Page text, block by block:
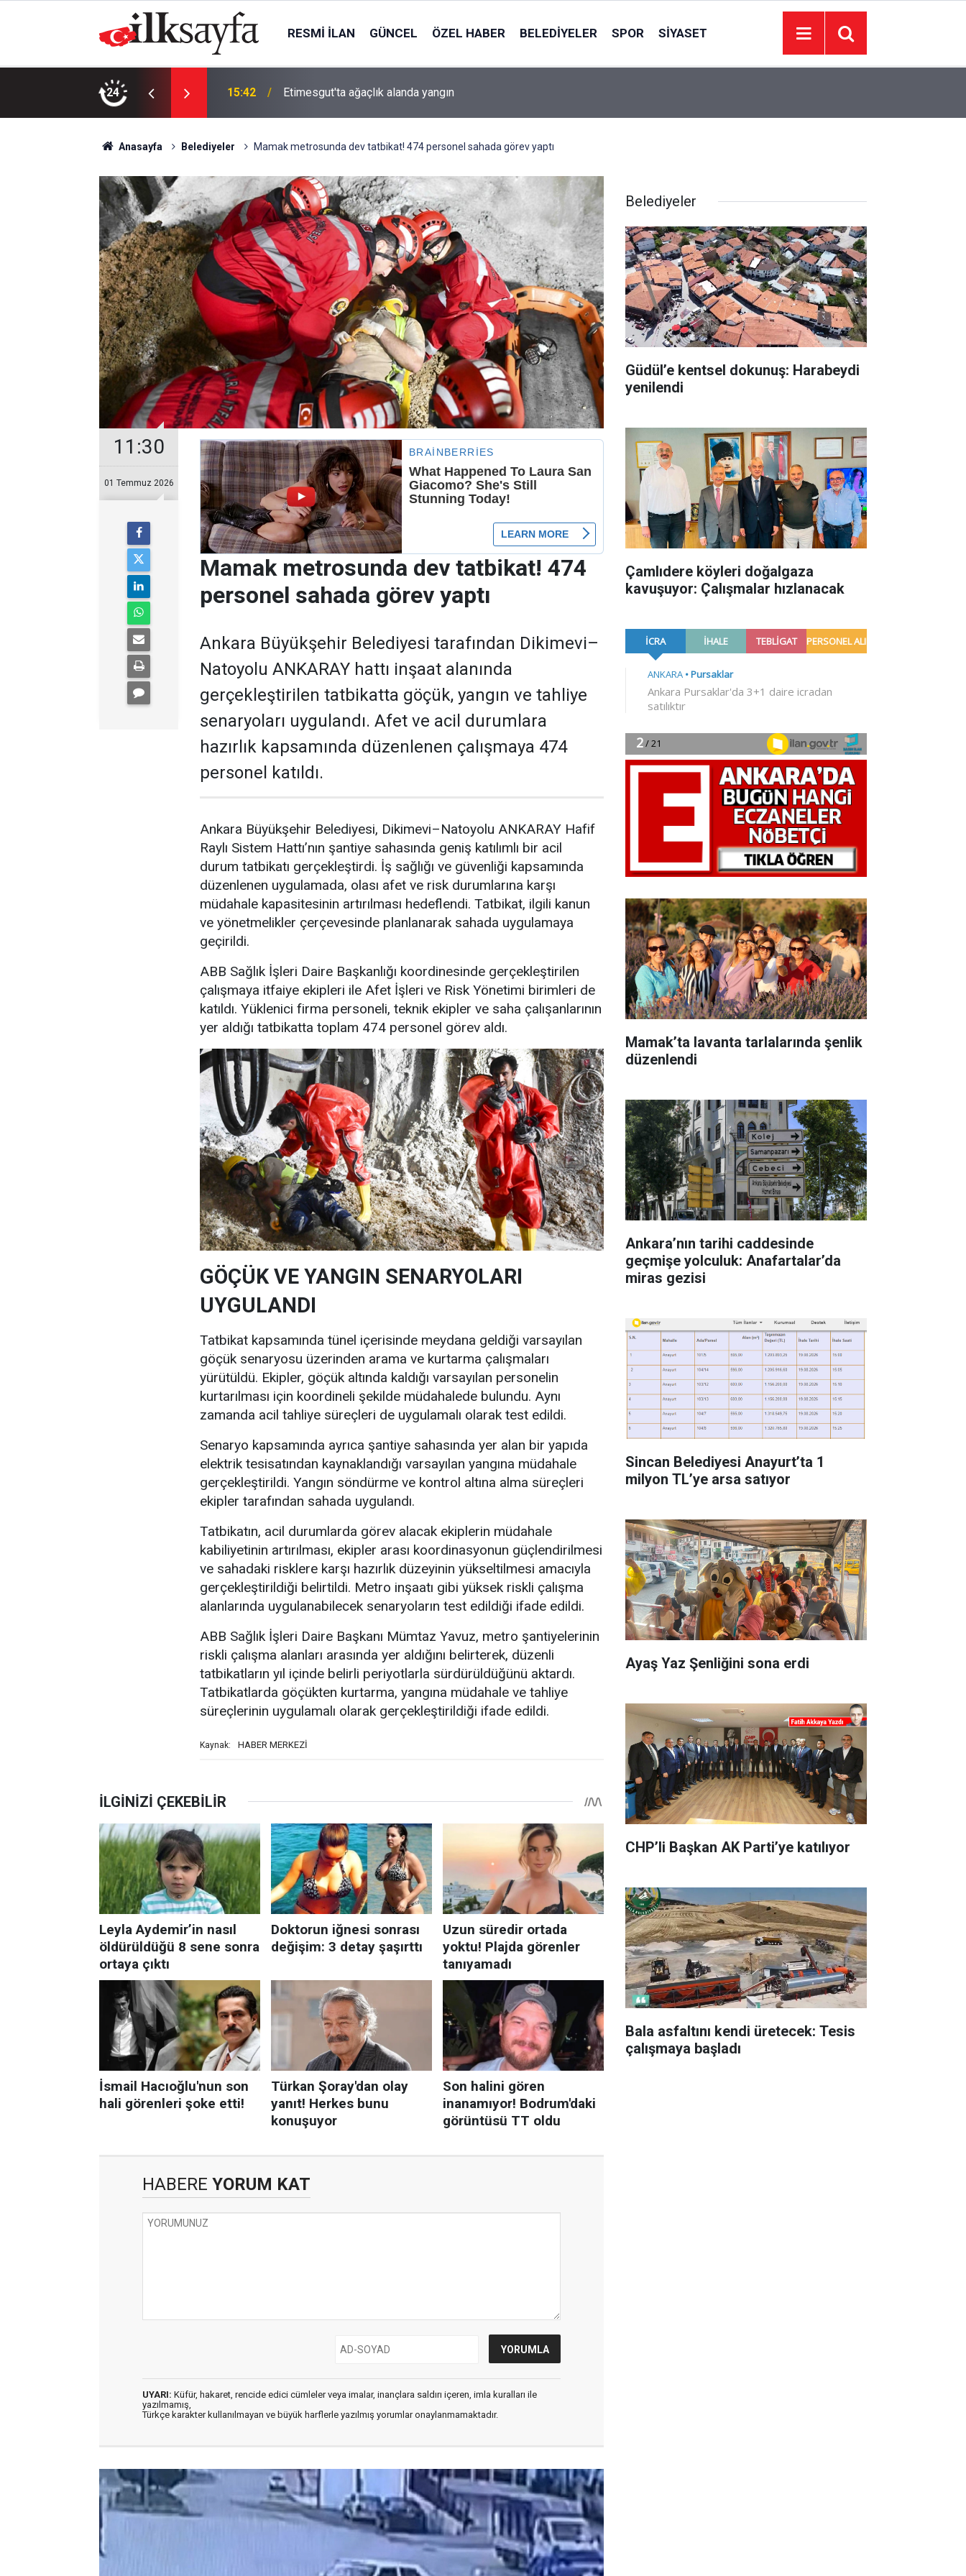
RESMI İLAN GÜNCEL ÖZEL HABER BELEDIYELER SPOR SIYASET
24 15:42 Etimesgut'ta ağaçlık alanda yangın
Anasayfa Belediyeler Mamak metrosunda dev tatbikat! 474 personel sahada görev yaptı
11:30
01 Temmuz 2026
Mamak metrosunda dev tatbikat! 474
personel sahada görev yaptı
Ankara Büyükşehir Belediyesi tarafından Dikimevi–
Natoyolu ANKARAY hattı inşaat alanında
gerçekleştirilen tatbikatta göçük, yangın ve tahliye
senaryoları uygulandı. Afet ve acil durumlara
hazırlık kapsamında düzenlenen çalışmaya 474
personel katıldı.
Ankara Büyükşehir Belediyesi, Dikimevi–Natoyolu ANKARAY Hafif
Raylı Sistem Hattı’nın şantiye sahasında geniş katılımlı bir acil
durum tatbikatı gerçekleştirdi. İş sağlığı ve güvenliği kapsamında
düzenlenen uygulamada, olası afet ve risk durumlarına karşı
müdahale kapasitesinin artırılması hedeflendi. Tatbikat, ilgili kanun
ve yönetmelikler çerçevesinde planlanarak sahada uygulamaya
geçirildi.
ABB Sağlık İşleri Daire Başkanlığı koordinesinde gerçekleştirilen
çalışmaya itfaiye ekipleri ile Afet İşleri ve Risk Yönetimi birimleri de
katıldı. Yüklenici firma personeli, teknik ekipler ve saha çalışanlarının
yer aldığı tatbikatta toplam 474 personel görev aldı.
GÖÇÜK VE YANGIN SENARYOLARI
UYGULANDI
Tatbikat kapsamında tünel içerisinde meydana geldiği varsayılan
göçük senaryosu üzerinden arama ve kurtarma çalışmaları
yürütüldü. Ekipler, göçük altında kaldığı varsayılan personelin
kurtarılması için koordineli şekilde müdahalede bulundu. Aynı
zamanda acil tahliye süreçleri de uygulamalı olarak test edildi.
Senaryo kapsamında ayrıca şantiye sahasında yer alan bir yapıda
elektrik tesisatından kaynaklandığı varsayılan yangına müdahale
gerçekleştirildi. Yangın söndürme ve kontrol altına alma süreçleri
ekipler tarafından sahada uygulandı.
Tatbikatın, acil durumlarda görev alacak ekiplerin müdahale
kabiliyetinin artırılması, ekipler arası koordinasyonun güçlendirilmesi
ve sahadaki risklere karşı hazırlık düzeyinin yükseltilmesi amacıyla
gerçekleştirildiği belirtildi. Metro inşaatı gibi yüksek riskli çalışma
alanlarında uygulanabilecek senaryoların test edildiği ifade edildi.
ABB Sağlık İşleri Daire Başkanı Mümtaz Yavuz, metro şantiyelerinin
riskli çalışma alanları arasında yer aldığını belirterek, düzenli
tatbikatların yıl içinde belirli periyotlarla sürdürüldüğünü aktardı.
Tatbikatlarda göçükten kurtarma, yangına müdahale ve tahliye
süreçlerinin uygulamalı olarak gerçekleştirildiği ifade edildi.
Kaynak: HABER MERKEZİ
HABERE YORUM KAT
UYARI: Küfür, hakaret, rencide edici cümleler veya imalar, inançlara saldırı içeren, imla kuralları ile
yazılmamış,
Türkçe karakter kullanılmayan ve büyük harflerle yazılmış yorumlar onaylanmamaktadır.
Belediyeler
Güdül’e kentsel dokunuş: Harabeydi
yenilendi
Çamlıdere köyleri doğalgaza
kavuşuyor: Çalışmalar hızlanacak
Mamak’ta lavanta tarlalarında şenlik
düzenlendi
Ankara’nın tarihi caddesinde
geçmişe yolculuk: Anafartalar’da
miras gezisi
Sincan Belediyesi Anayurt’ta 1
milyon TL’ye arsa satıyor
Ayaş Yaz Şenliğini sona erdi
CHP’li Başkan AK Parti’ye katılıyor
Bala asfaltını kendi üretecek: Tesis
çalışmaya başladı